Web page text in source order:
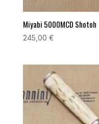
Miyabi 5000MCD Shotoh
245,00 €